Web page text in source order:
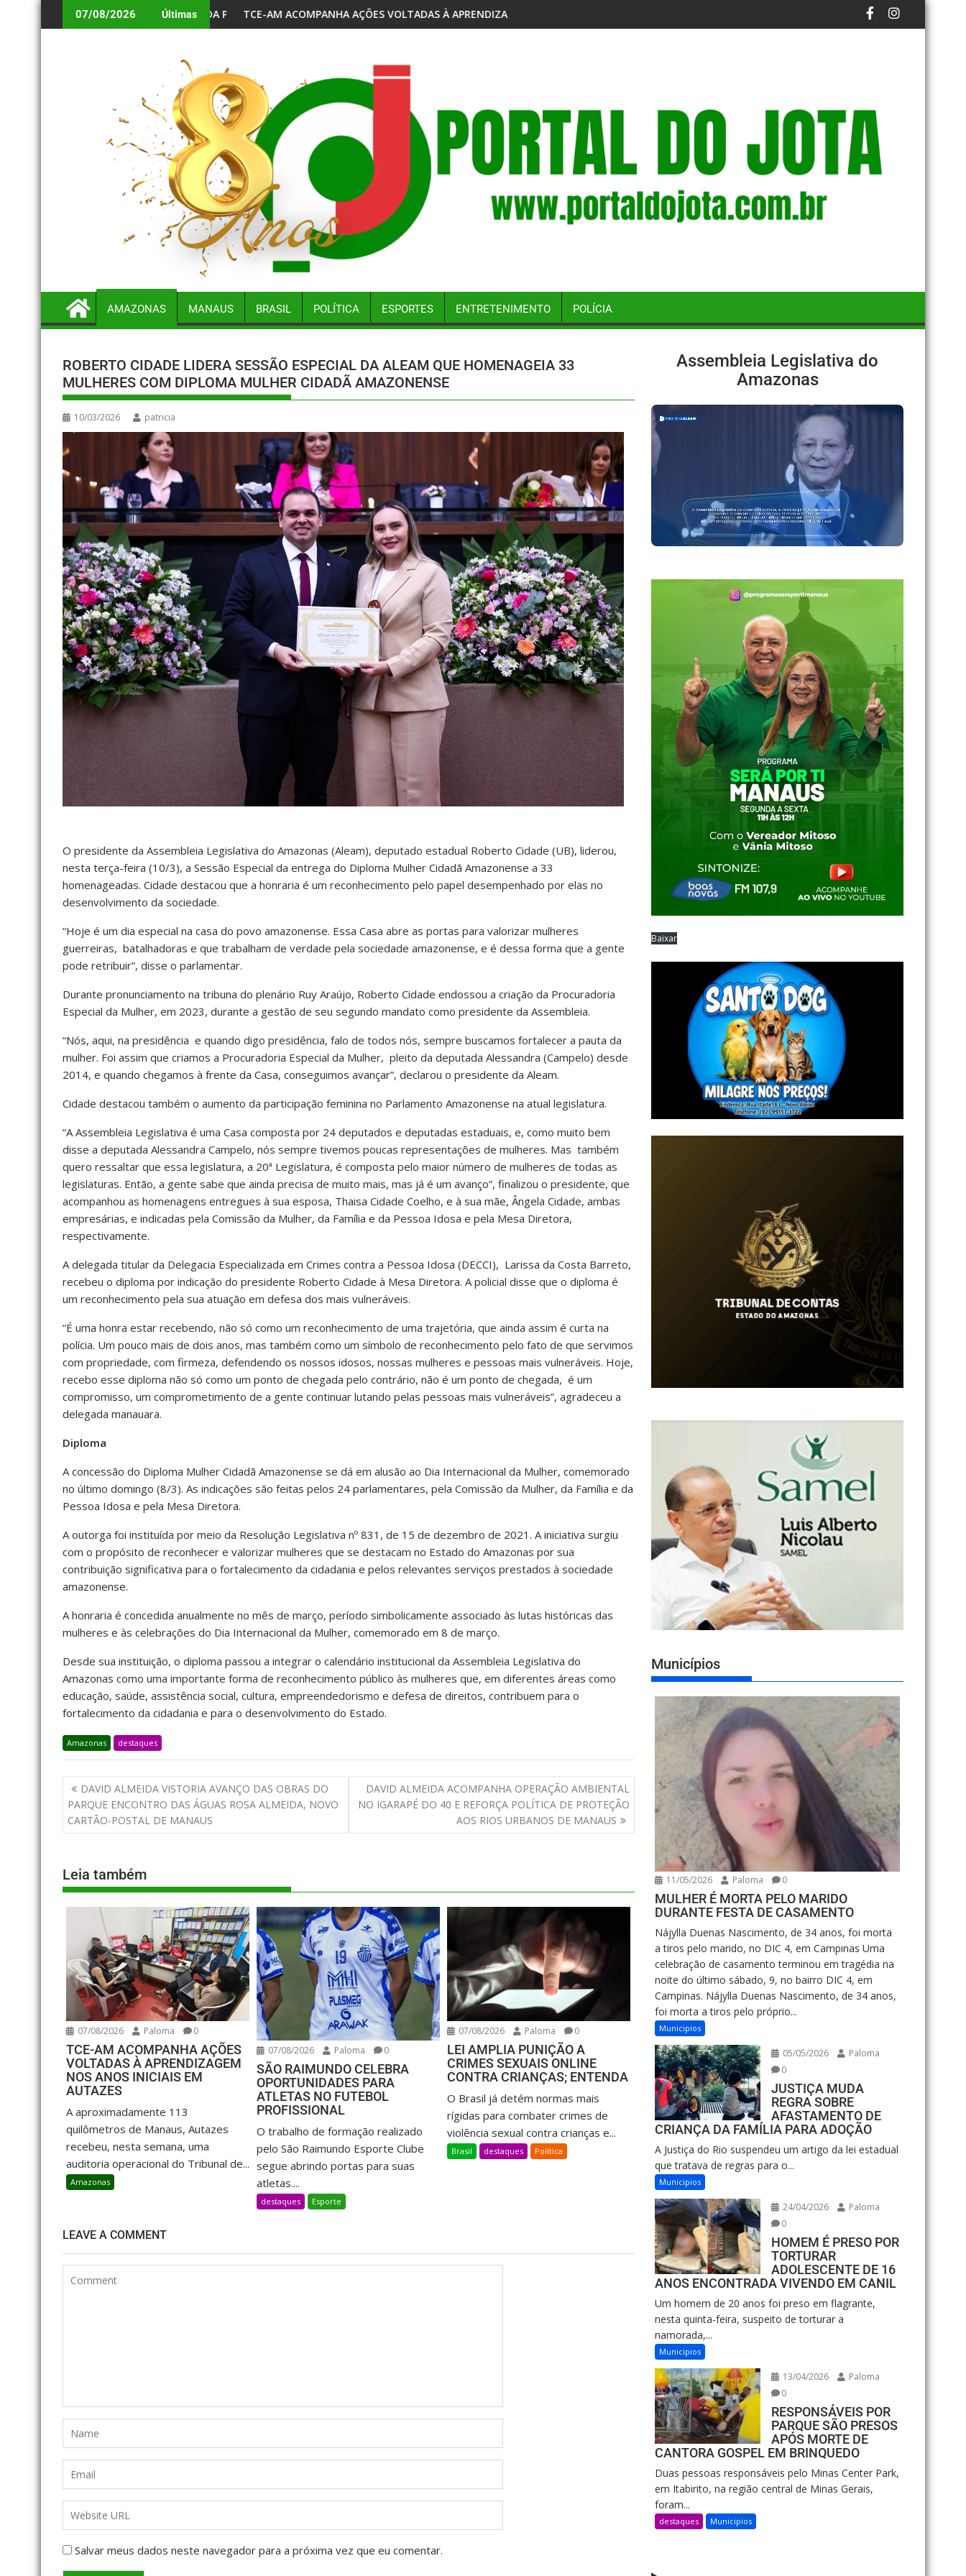
07/08/2026 Últimas
NO AMAZONAS
MARIA DA PENHA E REFORÇA A DEFESA DOS DIREITOS DAS MULHERES
TCE-AM ACOMPANHA AÇÕES VOLTADAS À APRENDIZAGEM NOS ANOS INICIAIS EM AUTAZESSÃO RAIMUNDO CELEBRA OPORTUNIDADES PARA ATLETAS NO FUTEBOL PROFISSIONALIDOSO É PRESO NA BR-174 POR ZOOFILIA APÓS
AMAZONAS MANAUS BRASIL POLÍTICA ESPORTES ENTRETENIMENTO POLÍCIA
ROBERTO CIDADE LIDERA SESSÃO ESPECIAL DA ALEAM QUE HOMENAGEIA 33
MULHERES COM DIPLOMA MULHER CIDADÃ AMAZONENSE
10/03/2026 patricia
O presidente da Assembleia Legislativa do Amazonas (Aleam), deputado estadual Roberto Cidade (UB), liderou,
nesta terça-feira (10/3), a Sessão Especial da entrega do Diploma Mulher Cidadã Amazonense a 33
homenageadas. Cidade destacou que a honraria é um reconhecimento pelo papel desempenhado por elas no
desenvolvimento da sociedade.
“Hoje é um dia especial na casa do povo amazonense. Essa Casa abre as portas para valorizar mulheres
guerreiras, batalhadoras e que trabalham de verdade pela sociedade amazonense, e é dessa forma que a gente
pode retribuir”, disse o parlamentar.
Durante pronunciamento na tribuna do plenário Ruy Araújo, Roberto Cidade endossou a criação da Procuradoria
Especial da Mulher, em 2023, durante a gestão de seu segundo mandato como presidente da Assembleia.
“Nós, aqui, na presidência e quando digo presidência, falo de todos nós, sempre buscamos fortalecer a pauta da
mulher. Foi assim que criamos a Procuradoria Especial da Mulher, pleito da deputada Alessandra (Campelo) desde
2014, e quando chegamos à frente da Casa, conseguimos avançar”, declarou o presidente da Aleam.
Cidade destacou também o aumento da participação feminina no Parlamento Amazonense na atual legislatura.
“A Assembleia Legislativa é uma Casa composta por 24 deputados e deputadas estaduais, e, como muito bem
disse a deputada Alessandra Campelo, nós sempre tivemos poucas representações de mulheres. Mas também
quero ressaltar que essa legislatura, a 20ª Legislatura, é composta pelo maior número de mulheres de todas as
legislaturas. Então, a gente sabe que ainda precisa de muito mais, mas já é um avanço”, finalizou o presidente, que
acompanhou as homenagens entregues à sua esposa, Thaisa Cidade Coelho, e à sua mãe, Ângela Cidade, ambas
empresárias, e indicadas pela Comissão da Mulher, da Família e da Pessoa Idosa e pela Mesa Diretora,
respectivamente.
A delegada titular da Delegacia Especializada em Crimes contra a Pessoa Idosa (DECCI), Larissa da Costa Barreto,
recebeu o diploma por indicação do presidente Roberto Cidade à Mesa Diretora. A policial disse que o diploma é
um reconhecimento pela sua atuação em defesa dos mais vulneráveis.
“É uma honra estar recebendo, não só como um reconhecimento de uma trajetória, que ainda assim é curta na
polícia. Um pouco mais de dois anos, mas também como um símbolo de reconhecimento pelo fato de que servimos
com propriedade, com firmeza, defendendo os nossos idosos, nossas mulheres e pessoas mais vulneráveis. Hoje,
recebo esse diploma não só como um ponto de chegada pelo contrário, não é um ponto de chegada, é um
compromisso, um comprometimento de a gente continuar lutando pelas pessoas mais vulneráveis”, agradeceu a
delegada manauara.
Diploma
A concessão do Diploma Mulher Cidadã Amazonense se dá em alusão ao Dia Internacional da Mulher, comemorado
no último domingo (8/3). As indicações são feitas pelos 24 parlamentares, pela Comissão da Mulher, da Família e da
Pessoa Idosa e pela Mesa Diretora.
A outorga foi instituída por meio da Resolução Legislativa nº 831, de 15 de dezembro de 2021. A iniciativa surgiu
com o propósito de reconhecer e valorizar mulheres que se destacam no Estado do Amazonas por sua
contribuição significativa para o fortalecimento da cidadania e pelos relevantes serviços prestados à sociedade
amazonense.
A honraria é concedida anualmente no mês de março, período simbolicamente associado às lutas históricas das
mulheres e às celebrações do Dia Internacional da Mulher, comemorado em 8 de março.
Desde sua instituição, o diploma passou a integrar o calendário institucional da Assembleia Legislativa do
Amazonas como uma importante forma de reconhecimento público às mulheres que, em diferentes áreas como
educação, saúde, assistência social, cultura, empreendedorismo e defesa de direitos, contribuem para o
fortalecimento da cidadania e para o desenvolvimento do Estado.
Amazonas destaques
DAVID ALMEIDA VISTORIA AVANÇO DAS OBRAS DO
PARQUE ENCONTRO DAS ÁGUAS ROSA ALMEIDA, NOVO
CARTÃO-POSTAL DE MANAUS
DAVID ALMEIDA ACOMPANHA OPERAÇÃO AMBIENTAL
NO IGARAPÉ DO 40 E REFORÇA POLÍTICA DE PROTEÇÃO
AOS RIOS URBANOS DE MANAUS
Leia também
07/08/2026 Paloma 0
TCE-AM ACOMPANHA AÇÕES
VOLTADAS À APRENDIZAGEM
NOS ANOS INICIAIS EM
AUTAZES
A aproximadamente 113
quilômetros de Manaus, Autazes
recebeu, nesta semana, uma
auditoria operacional do Tribunal de...
Amazonas
07/08/2026 Paloma 0
SÃO RAIMUNDO CELEBRA
OPORTUNIDADES PARA
ATLETAS NO FUTEBOL
PROFISSIONAL
O trabalho de formação realizado
pelo São Raimundo Esporte Clube
segue abrindo portas para suas
atletas....
destaques Esporte
07/08/2026 Paloma 0
LEI AMPLIA PUNIÇÃO A
CRIMES SEXUAIS ONLINE
CONTRA CRIANÇAS; ENTENDA
O Brasil já detém normas mais
rígidas para combater crimes de
violência sexual contra crianças e...
Brasil destaques Política
LEAVE A COMMENT
Salvar meus dados neste navegador para a próxima vez que eu comentar.
Assembleia Legislativa do
Amazonas
Baixar
Municípios
11/05/2026 Paloma 0
MULHER É MORTA PELO MARIDO
DURANTE FESTA DE CASAMENTO
Nájylla Duenas Nascimento, de 34 anos, foi morta
a tiros pelo marido, no DIC 4, em Campinas Uma
celebração de casamento terminou em tragédia na
noite do último sábado, 9, no bairro DIC 4, em
Campinas. Nájylla Duenas Nascimento, de 34 anos,
foi morta a tiros pelo próprio...
Municipios
05/05/2026
Paloma
0
JUSTIÇA MUDA
REGRA SOBRE
AFASTAMENTO DE
CRIANÇA DA FAMÍLIA PARA ADOÇÃO
A Justiça do Rio suspendeu um artigo da lei estadual
que tratava de regras para o...
Municipios
24/04/2026
Paloma
0
HOMEM É PRESO POR
TORTURAR
ADOLESCENTE DE 16
ANOS ENCONTRADA VIVENDO EM CANIL
Um homem de 20 anos foi preso em flagrante,
nesta quinta-feira, suspeito de torturar a
namorada,...
Municipios
13/04/2026
Paloma
0
RESPONSÁVEIS POR
PARQUE SÃO PRESOS
APÓS MORTE DE
CANTORA GOSPEL EM BRINQUEDO
Duas pessoas responsáveis pelo Minas Center Park,
em Itabirito, na região central de Minas Gerais,
foram...
destaques Municipios